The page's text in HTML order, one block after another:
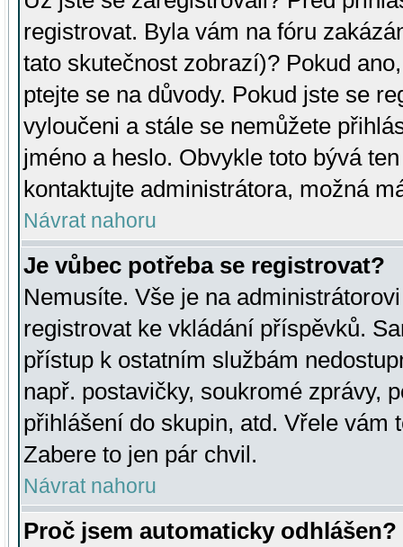
registrovat. Byla vám na fóru
tato skutečnost zobrazí)? Pokud
ptejte se na důvody. Pokud jste se
vyloučeni a stále se nemůžete
jméno a heslo. Obvykle toto bývá
kontaktujte administrátora, možná
Návrat nahoru
Je vůbec potřeba se registrovat?
Nemusíte. Vše je na
registrovat ke vkládání příspěvků.
přístup k ostatním službám
např. postavičky, soukromé zprávy,
přihlášení do skupin, atd. Vřele vám
Zabere to jen pár chvil.
Návrat nahoru
Proč jsem automaticky odhlášen?